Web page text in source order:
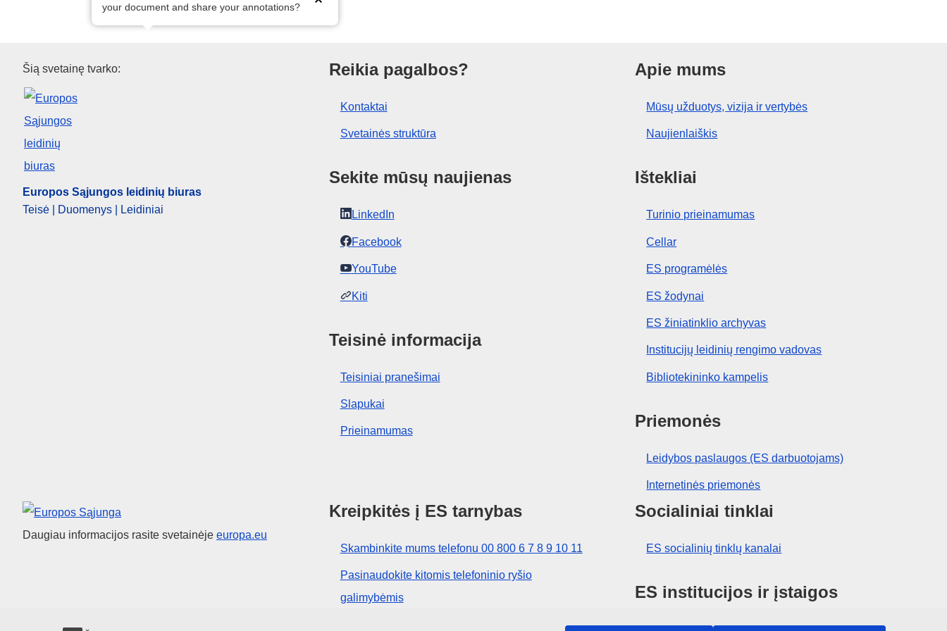
your document and share your annotations?
Europos Sąjungos leidinių biuras
Šią svetainę tvarko:
Europos Sąjungos leidinių biuras
Teisė | Duomenys | Leidiniai
Reikia pagalbos?
Kontaktai
Svetainės struktūra
Sekite mūsų naujienas
LinkedIn
Facebook
YouTube
Kiti
Teisinė informacija
Teisiniai pranešimai
Slapukai
Prieinamumas
Apie mums
Mūsų užduotys, vizija ir vertybės
Naujienlaiškis
Ištekliai
Turinio prieinamumas
Cellar
ES programėlės
ES žodynai
ES žiniatinklio archyvas
Institucijų leidinių rengimo vadovas
Bibliotekininko kampelis
Priemonės
Leidybos paslaugos (ES darbuotojams)
Internetinės priemonės
Europos Sąjunga
Daugiau informacijos rasite svetainėje europa.eu
Kreipkitės į ES tarnybas
Skambinkite mums telefonu 00 800 6 7 8 9 10 11
Pasinaudokite kitomis telefoninio ryšio
galimybėmis
Rašykite mums naudodamiesi kontaktine forma
Socialiniai tinklai
ES socialinių tinklų kanalai
ES institucijos ir įstaigos